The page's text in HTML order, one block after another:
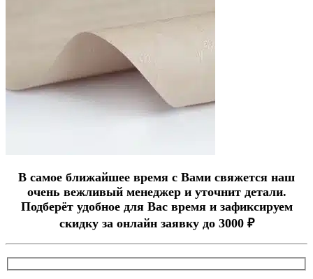
В самое ближайшее время с Вами свяжется наш
очень вежливый менеджер и уточнит детали.
Подберёт удобное для Вас время и зафиксируем
скидку за онлайн заявку до 3000 ₽